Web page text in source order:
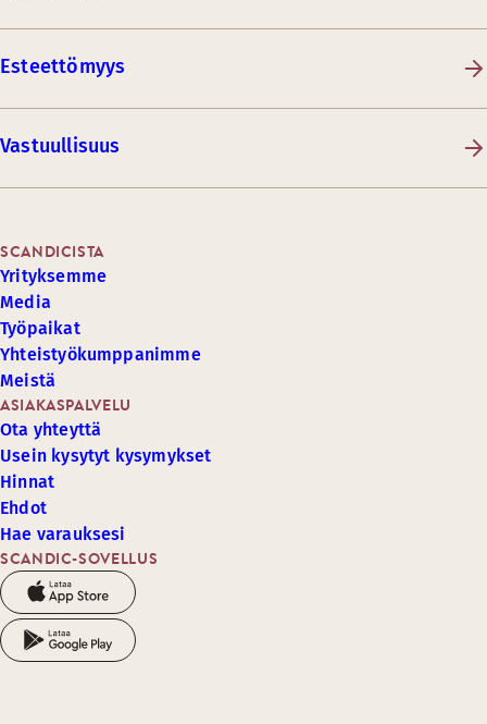
Esteettömyys
Vastuullisuus
SCANDIC-SOVELLUS
ASIAKASPALVELU
Ota yhteyttä
Usein kysytyt kysymykset
Hinnat
Ehdot
Hae varauksesi
SCANDICISTA
Yrityksemme
Media
Työpaikat
Yhteistyökumppanimme
Meistä